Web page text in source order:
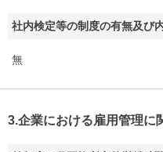
社内検定等の制度の有無及び
無
3.企業における雇用管理に